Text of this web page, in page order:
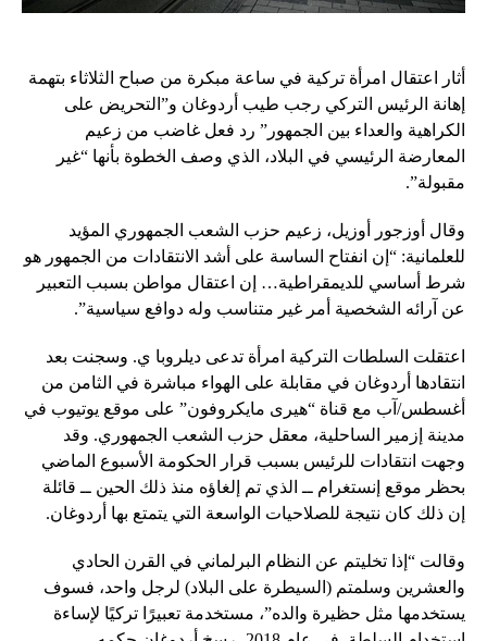
أثار اعتقال امرأة تركية في ساعة مبكرة من صباح الثلاثاء بتهمة
إهانة الرئيس التركي رجب طيب أردوغان و”التحريض على
الكراهية والعداء بين الجمهور” رد فعل غاضب من زعيم
المعارضة الرئيسي في البلاد، الذي وصف الخطوة بأنها “غير
مقبولة”.
وقال أوزجور أوزيل، زعيم حزب الشعب الجمهوري المؤيد
للعلمانية: “إن انفتاح الساسة على أشد الانتقادات من الجمهور هو
شرط أساسي للديمقراطية… إن اعتقال مواطن بسبب التعبير
عن آرائه الشخصية أمر غير متناسب وله دوافع سياسية”.
اعتقلت السلطات التركية امرأة تدعى ديلروبا ي. وسجنت بعد
انتقادها أردوغان في مقابلة على الهواء مباشرة في الثامن من
أغسطس/آب مع قناة “هيرى مايكروفون” على موقع يوتيوب في
مدينة إزمير الساحلية، معقل حزب الشعب الجمهوري. وقد
وجهت انتقادات للرئيس بسبب قرار الحكومة الأسبوع الماضي
بحظر موقع إنستغرام ــ الذي تم إلغاؤه منذ ذلك الحين ــ قائلة
إن ذلك كان نتيجة للصلاحيات الواسعة التي يتمتع بها أردوغان.
وقالت “إذا تخليتم عن النظام البرلماني في القرن الحادي
والعشرين وسلمتم (السيطرة على البلاد) لرجل واحد، فسوف
يستخدمها مثل حظيرة والده”، مستخدمة تعبيرًا تركيًا لإساءة